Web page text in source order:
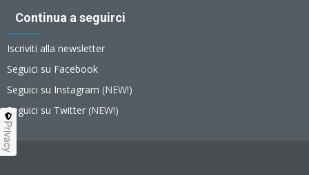
Continua a seguirci
Iscriviti alla newsletter
Seguici su Facebook
Seguici su Instagram (NEW!)
Seguici su Twitter (NEW!)
Privacy